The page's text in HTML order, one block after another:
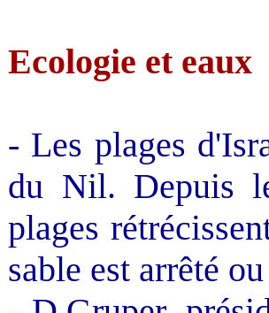
Ecologie et eaux
- Les plages
du Nil. Depuis
plages
sable est arrêté